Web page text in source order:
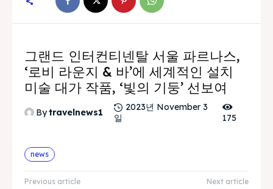
그랜드 인터컨티넨탈 서울 파르나스,
‘로비 라운지 & 바’에 세계적인 설치
미술 대가 작품, ‘빛의 기둥’ 선보여
Bytravelnews1
2023년 November 3
일
175
news
Previous article Next article